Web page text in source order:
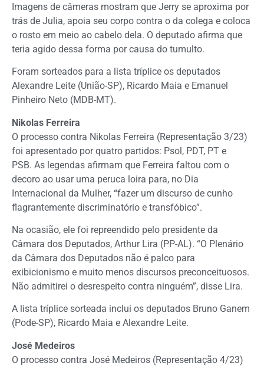
Imagens de câmeras mostram que Jerry se aproxima por
trás de Julia, apoia seu corpo contra o da colega e coloca
o rosto em meio ao cabelo dela. O deputado afirma que
teria agido dessa forma por causa do tumulto.
Foram sorteados para a lista tríplice os deputados
Alexandre Leite (União-SP), Ricardo Maia e Emanuel
Pinheiro Neto (MDB-MT).
Nikolas Ferreira
O processo contra Nikolas Ferreira (Representação 3/23)
foi apresentado por quatro partidos: Psol, PDT, PT e
PSB. As legendas afirmam que Ferreira faltou com o
decoro ao usar uma peruca loira para, no Dia
Internacional da Mulher, “fazer um discurso de cunho
flagrantemente discriminatório e transfóbico”.
Na ocasião, ele foi repreendido pelo presidente da
Câmara dos Deputados, Arthur Lira (PP-AL). “O Plenário
da Câmara dos Deputados não é palco para
exibicionismo e muito menos discursos preconceituosos.
Não admitirei o desrespeito contra ninguém”, disse Lira.
A lista tríplice sorteada inclui os deputados Bruno Ganem
(Pode-SP), Ricardo Maia e Alexandre Leite.
José Medeiros
O processo contra José Medeiros (Representação 4/23)